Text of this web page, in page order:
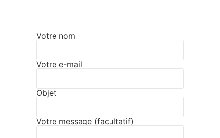
Votre nom
Votre e-mail
Objet
Votre message (facultatif)